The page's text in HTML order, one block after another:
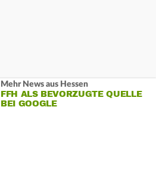
Mehr News aus Hessen
FFH ALS BEVORZUGTE QUELLE
BEI GOOGLE